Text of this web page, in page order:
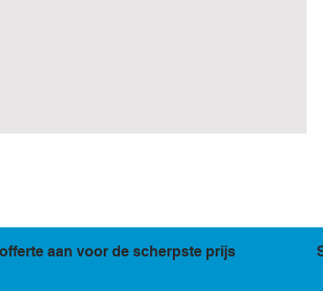
aan voor de scherpste prijs